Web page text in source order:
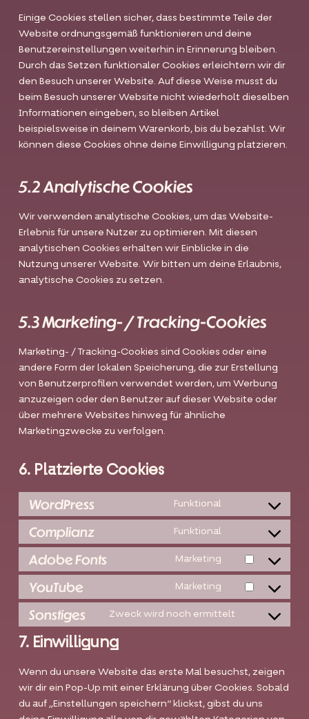
Einige Cookies stellen sicher, dass bestimmte Teile der
Website ordnungsgemäß funktionieren und deine
Benutzereinstellungen weiterhin in Erinnerung bleiben.
Durch das Setzen funktionaler Cookies erleichtern wir dir
den Besuch unserer Website. Auf diese Weise musst du
beim Besuch unserer Website nicht wiederholt dieselben
Informationen eingeben, so bleiben Artikel
beispielsweise in deinem Warenkorb, bis du bezahlst. Wir
können diese Cookies ohne deine Einwilligung platzieren.
5.2 Analytische Cookies
Wir verwenden analytische Cookies, um das Website-
Erlebnis für unsere Nutzer zu optimieren. Mit diesen
analytischen Cookies erhalten wir Einblicke in die
Nutzung unserer Website. Wir bitten um deine Erlaubnis,
analytische Cookies zu setzen.
5.3 Marketing- / Tracking-Cookies
Marketing- / Tracking-Cookies sind Cookies oder eine
andere Form der lokalen Speicherung, die zur Erstellung
von Benutzerprofilen verwendet werden, um Werbung
anzuzeigen oder den Benutzer auf dieser Website oder
über mehrere Websites hinweg für ähnliche
Marketingzwecke zu verfolgen.
6. Platzierte Cookies
WordPress Funktional
Consent
service
wordpress
Complianz Funktional
Consent
service
complianz
Adobe Fonts Marketing
Consent
service
adobe-
fonts
YouTube Marketing
Consent
to
service
Sonstiges Zweck wird noch ermittelt
Consent
sonstiges
7. Einwilligung
Wenn du unsere Website das erste Mal besuchst, zeigen
wir dir ein Pop-Up mit einer Erklärung über Cookies. Sobald
du auf „Einstellungen speichern“ klickst, gibst du uns